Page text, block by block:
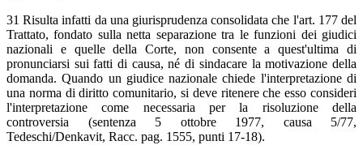
31 Risulta infatti da una giurisprudenza consolidata che l'art. 177 del
Trattato, fondato sulla netta separazione tra le funzioni dei giudici
nazionali e quelle della Corte, non consente a quest'ultima di
pronunciarsi sui fatti di causa, né di sindacare la motivazione della
domanda. Quando un giudice nazionale chiede l'interpretazione di
una norma di diritto comunitario, si deve ritenere che esso consideri
l'interpretazione come necessaria per la risoluzione della
controversia (sentenza 5 ottobre 1977, causa 5/77,
Tedeschi/Denkavit, Racc. pag. 1555, punti 17-18).